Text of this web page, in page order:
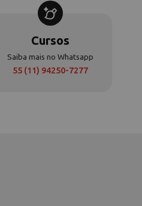
Cursos
Saiba mais no Whatsapp
55 (11) 94250-7277